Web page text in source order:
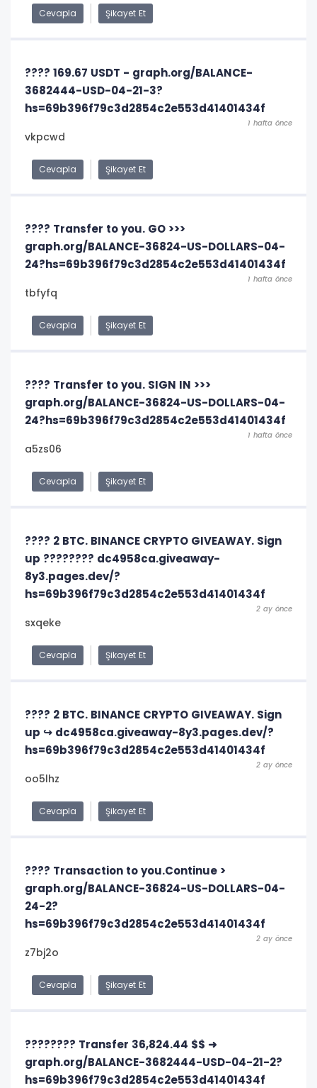
Cevapla Şikayet Et
???? 169.67 USDT - graph.org/BALANCE-
3682444-USD-04-21-3?
hs=69b396f79c3d2854c2e553d41401434f
1 hafta önce
vkpcwd
Cevapla Şikayet Et
???? Transfer to you. GO >>>
graph.org/BALANCE-36824-US-DOLLARS-04-
24?hs=69b396f79c3d2854c2e553d41401434f
1 hafta önce
tbfyfq
Cevapla Şikayet Et
???? Transfer to you. SIGN IN >>>
graph.org/BALANCE-36824-US-DOLLARS-04-
24?hs=69b396f79c3d2854c2e553d41401434f
1 hafta önce
a5zs06
Cevapla Şikayet Et
???? 2 BTC. BINANCE CRYPTO GIVEAWAY. Sign
up ???????? dc4958ca.giveaway-
8y3.pages.dev/?
hs=69b396f79c3d2854c2e553d41401434f
2 ay önce
sxqeke
Cevapla Şikayet Et
???? 2 BTC. BINANCE CRYPTO GIVEAWAY. Sign
up ↪ dc4958ca.giveaway-8y3.pages.dev/?
hs=69b396f79c3d2854c2e553d41401434f
2 ay önce
oo5lhz
Cevapla Şikayet Et
???? Transaction to you.Continue >
graph.org/BALANCE-36824-US-DOLLARS-04-
24-2?
hs=69b396f79c3d2854c2e553d41401434f
2 ay önce
z7bj2o
Cevapla Şikayet Et
???????? Transfer 36,824.44 $$ ➜
graph.org/BALANCE-3682444-USD-04-21-2?
hs=69b396f79c3d2854c2e553d41401434f